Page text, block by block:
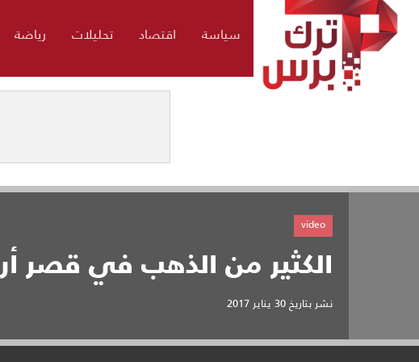
سياسة اقتصاد تحليلات رياضة
الكثير من الذهب في قصر
نشر بتاريخ30 يناير 2017
video